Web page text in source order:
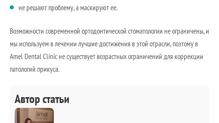
не решают проблему, а маскируют ее.
Возможности современной ортодонтической стоматологии не ограничены, и
мы используем в лечении лучшие достижения в этой отрасли, поэтому в
Amel Dental Clinic не существует возрастных ограничений для коррекции
патологий прикуса.
Автор статьи